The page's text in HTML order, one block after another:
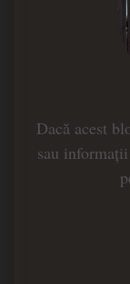
Dacă acest
sau